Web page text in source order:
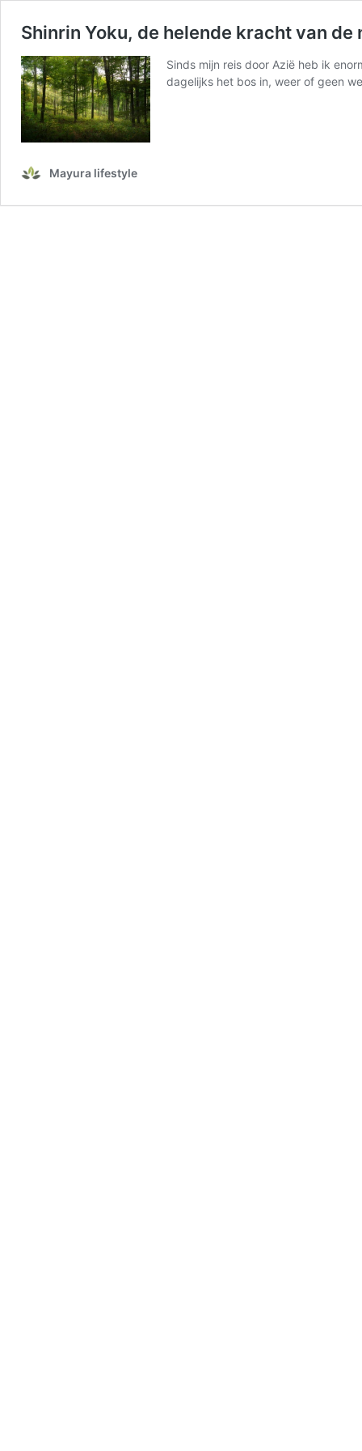
Shinrin Yoku, de helende kracht van de
Sinds mijn reis door Azië heb ik
dagelijks het bos in, weer of geen
Mayura lifestyle